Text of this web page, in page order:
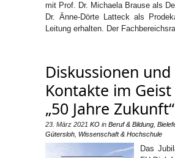
mit Prof. Dr. Michaela Brause als
Dr. Änne-Dörte Latteck als
Leitung erhalten. Der
Diskussionen und
Kontakte im
„50 Jahre Zukunft“
23. März 2021 KO in Beruf & Bildung
Gütersloh Wissenschaft & Hochschule
Das